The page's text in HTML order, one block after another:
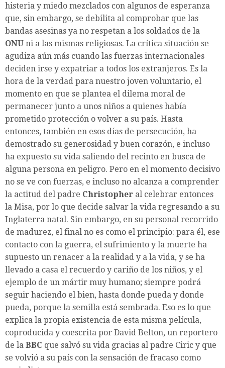
histeria y miedo mezclados con algunos de esperanza
que, sin embargo, se debilita al comprobar que las
bandas asesinas ya no respetan a los soldados de la
ONU ni a las mismas religiosas. La crítica situación se
agudiza aún más cuando las fuerzas internacionales
deciden irse y expatriar a todos los extranjeros. Es la
hora de la verdad para nuestro joven voluntario, el
momento en que se plantea el dilema moral de
permanecer junto a unos niños a quienes había
prometido protección o volver a su país. Hasta
entonces, también en esos días de persecución, ha
demostrado su generosidad y buen corazón, e incluso
ha expuesto su vida saliendo del recinto en busca de
alguna persona en peligro. Pero en el momento decisivo
no se ve con fuerzas, e incluso no alcanza a comprender
la actitud del padre Christopher al celebrar entonces
la Misa, por lo que decide salvar la vida regresando a su
Inglaterra natal. Sin embargo, en su personal recorrido
de madurez, el final no es como el principio: para él, ese
contacto con la guerra, el sufrimiento y la muerte ha
supuesto un renacer a la realidad y a la vida, y se ha
llevado a casa el recuerdo y cariño de los niños, y el
ejemplo de un mártir muy humano; siempre podrá
seguir haciendo el bien, hasta donde pueda y donde
pueda, porque la semilla está sembrada. Eso es lo que
explica la propia existencia de esta misma película,
coproducida y coescrita por David Belton, un reportero
de la BBC que salvó su vida gracias al padre Ciric y que
se volvió a su país con la sensación de fracaso como